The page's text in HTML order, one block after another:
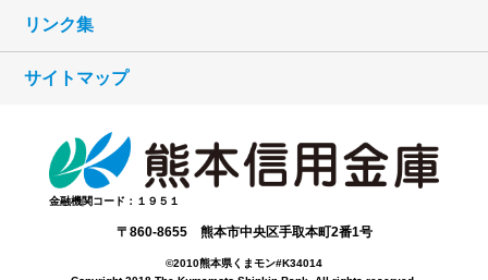
リンク集
サイトマップ
金融機関コード：１９５１
〒860-8655 熊本市中央区手取本町2番1号
©2010熊本県くまモン#K34014